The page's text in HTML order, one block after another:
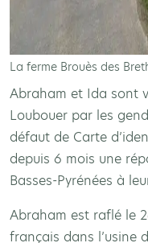
La ferme Brouès des
Abraham et Ida sont
Loubouer par les
défaut de Carte
depuis 6 mois une
Basses-Pyrénées à
Abraham est raflé le
français dans l’usine